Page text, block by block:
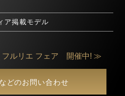
ア掲載モデル
フルリエ フェア 開催中! ≫
どのお問い合わせ